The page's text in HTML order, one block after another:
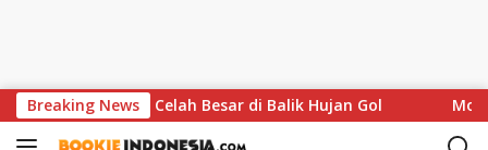
k
Breaking News
Soroti Celah Besar di Balik Hujan Gol MotoGP